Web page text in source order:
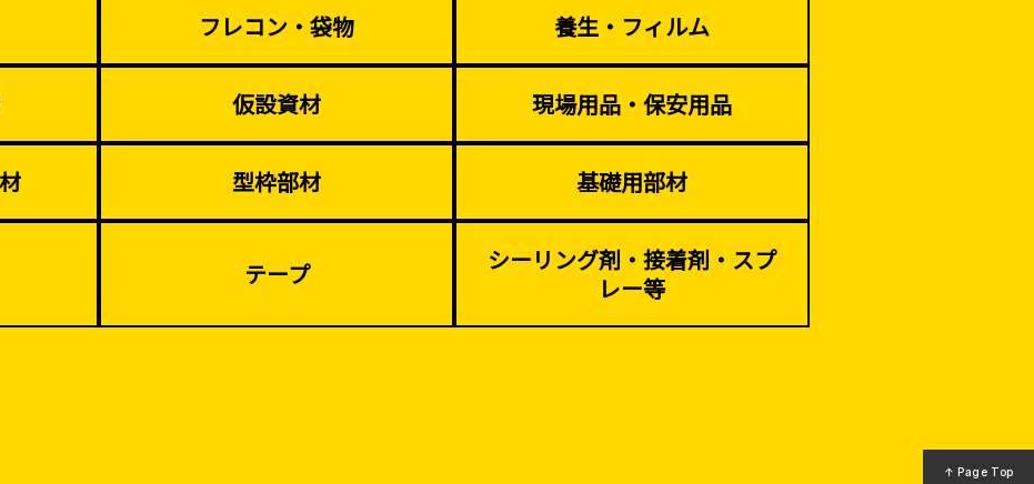
災害、台風対策
季節商材
解体・改修工事
（リサイクル）
フレコン・袋物 養生・フィルム
仮設資材 現場用品・保安用品
型枠部材 基礎用部材
テープ
シーリング剤・接着剤・スプ
レー等
↑ Page Top